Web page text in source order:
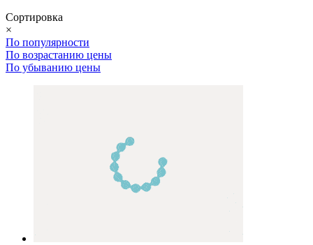
Сортировка
×
По популярности
По возрастанию цены
По убыванию цены